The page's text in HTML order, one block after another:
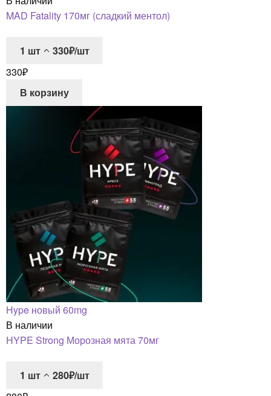
MAD Fatality 170мг (сладкий ментол)
1 шт
330₽/шт
330₽
В корзину
Hype новый 60mg
В наличии
HYPE Strong Морозная мята 70мг
1 шт
280₽/шт